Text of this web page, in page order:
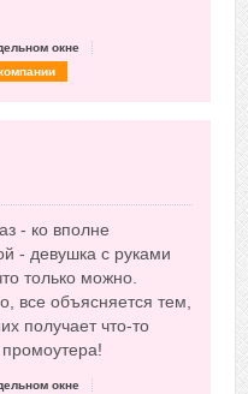
окне
Сказать друзьям об отзыве
- ко вполне
- девушка с руками
только можно.
все объясняется тем,
получает что-то
окне